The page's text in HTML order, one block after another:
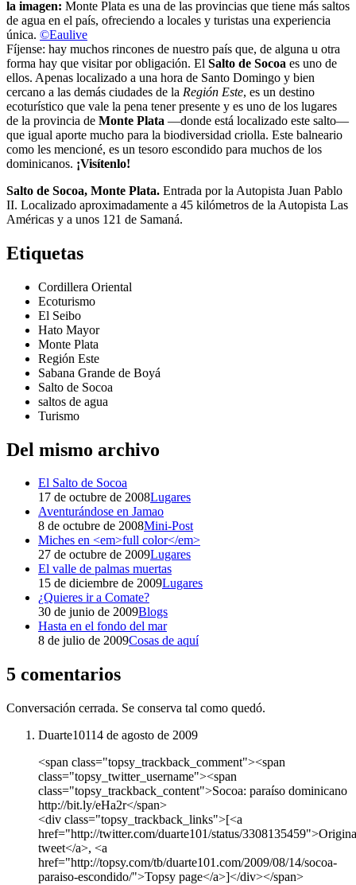
la imagen: Monte Plata es una de las provincias que tiene más saltos
de agua en el país, ofreciendo a locales y turistas una experiencia
única. ©Eaulive
Fíjense: hay muchos rincones de nuestro país que, de alguna u otra
forma hay que visitar por obligación. El Salto de Socoa es uno de
ellos. Apenas localizado a una hora de Santo Domingo y bien
cercano a las demás ciudades de la Región Este, es un destino
ecoturístico que vale la pena tener presente y es uno de los lugares
de la provincia de Monte Plata —donde está localizado este salto—
que igual aporte mucho para la biodiversidad criolla. Este balneario
como les mencioné, es un tesoro escondido para muchos de los
dominicanos. ¡Visítenlo!
Salto de Socoa, Monte Plata. Entrada por la Autopista Juan Pablo
II. Localizado aproximadamente a 45 kilómetros de la Autopista Las
Américas y a unos 121 de Samaná.
Etiquetas
Cordillera Oriental
Ecoturismo
El Seibo
Hato Mayor
Monte Plata
Región Este
Sabana Grande de Boyá
Salto de Socoa
saltos de agua
Turismo
Del mismo archivo
El Salto de Socoa
17 de octubre de 2008Lugares
Aventurándose en Jamao
8 de octubre de 2008Mini-Post
Miches en <em>full color</em>
27 de octubre de 2009Lugares
El valle de palmas muertas
15 de diciembre de 2009Lugares
¿Quieres ir a Comate?
30 de junio de 2009Blogs
Hasta en el fondo del mar
8 de julio de 2009Cosas de aquí
5 comentarios
Conversación cerrada. Se conserva tal como quedó.
Duarte10114 de agosto de 2009
<span class="topsy_trackback_comment"><span
class="topsy_twitter_username"><span
class="topsy_trackback_content">Socoa: paraíso dominicano
http://bit.ly/eHa2r</span>
<div class="topsy_trackback_links">[<a
href="http://twitter.com/duarte101/status/
tweet</a>, <a
href="http://topsy.com/tb/duarte101.com/2009/08/14/socoa-
paraiso-escondido/">Topsy page</a>]</div></span>